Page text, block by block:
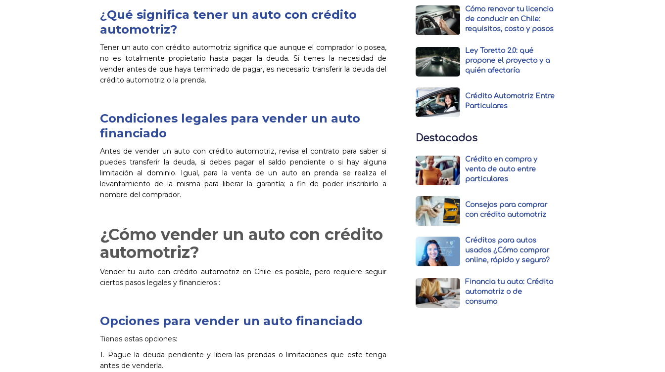
¿Qué significa tener un auto con crédito
automotriz?
Tener un auto con crédito automotriz significa que aunque el comprador lo posea,
no es totalmente propietario hasta pagar la deuda. Si tienes la necesidad de
vender antes de que haya terminado de pagar, es necesario transferir la deuda del
crédito automotriz o la prenda.
Condiciones legales para vender un auto
financiado
Antes de vender un auto con crédito automotriz, revisa el contrato para saber si
puedes transferir la deuda, si debes pagar el saldo pendiente o si hay alguna
limitación al dominio. Igual, para la venta de un auto en prenda se realiza el
levantamiento de la misma para liberar la garantía; a fin de poder inscribirlo a
nombre del comprador.
¿Cómo vender un auto con crédito
automotriz?
Vender tu auto con crédito automotriz en Chile es posible, pero requiere seguir
ciertos pasos legales y financieros :
Opciones para vender un auto financiado
Tienes estas opciones:
1. Pague la deuda pendiente y libera las prendas o limitaciones que este tenga
antes de venderla.
Cómo renovar tu licencia
de conducir en Chile:
requisitos, costo y pasos
Ley Toretto 2.0: qué
propone el proyecto y a
quién afectaría
Crédito Automotriz Entre
Particulares
Destacados
Crédito en compra y
venta de auto entre
particulares
Consejos para comprar
con crédito automotriz
Créditos para autos
usados ¿Cómo comprar
online, rápido y seguro?
Financia tu auto: Crédito
automotriz o de
consumo